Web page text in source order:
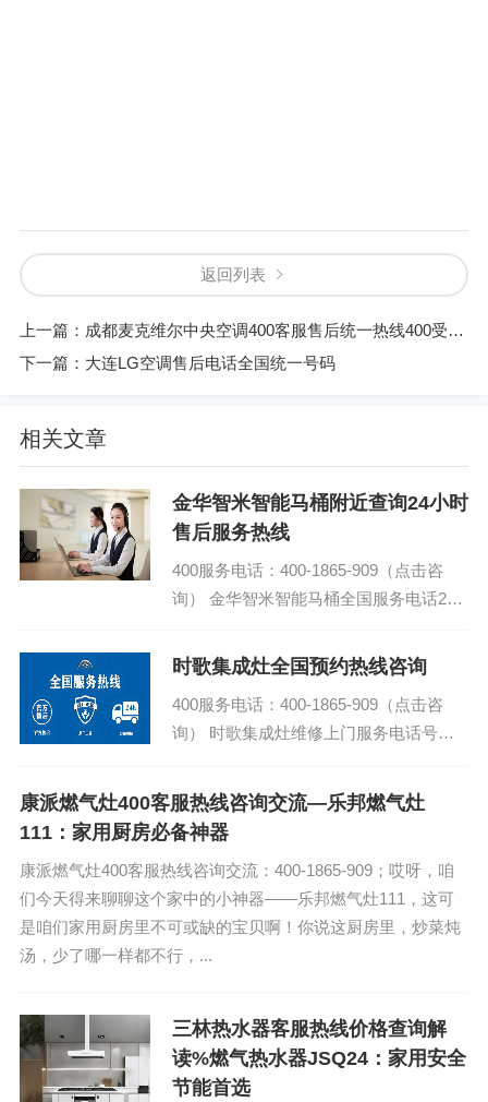
返回列表
上一篇： 成都麦克维尔中央空调400客服售后统一热线400受理客服中心
下一篇： 大连LG空调售后电话全国统一号码
相关文章
金华智米智能马桶附近查询24小时
售后服务热线
400服务电话：400-1865-909（点击咨
询） 金华智米智能马桶全国服务电话24
热线...
时歌集成灶全国预约热线咨询
400服务电话：400-1865-909（点击咨
询） 时歌集成灶维修上门服务电话号码
线...
康派燃气灶400客服热线咨询交流—乐邦燃气灶
111：家用厨房必备神器
康派燃气灶400客服热线咨询交流：400-1865-909；哎呀，咱
们今天得来聊聊这个家中的小神器——乐邦燃气灶111，这可
是咱们家用厨房里不可或缺的宝贝啊！你说这厨房里，炒菜炖
汤，少了哪一样都不行，...
三林热水器客服热线价格查询解
读%燃气热水器JSQ24：家用安全
节能首选